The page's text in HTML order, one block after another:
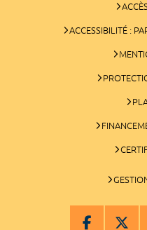
ACCESSIBILITÉ :